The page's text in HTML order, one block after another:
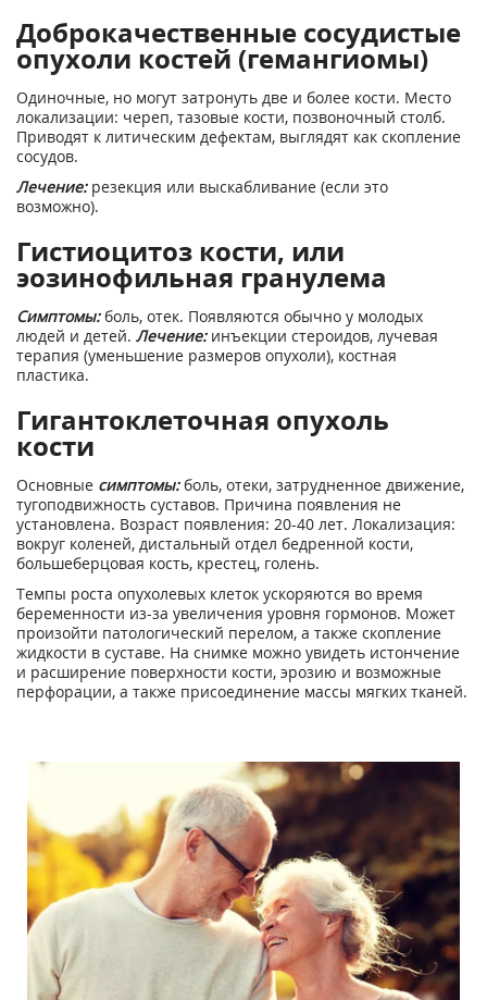
Доброкачественные сосудистые
опухоли костей (гемангиомы)
Одиночные, но могут затронуть две и более кости. Место
локализации: череп, тазовые кости, позвоночный столб.
Приводят к литическим дефектам, выглядят как скопление
сосудов.
Лечение:резекция или выскабливание (если это
возможно).
Гистиоцитоз кости, или
эозинофильная гранулема
Симптомы:боль, отек. Появляются обычно у молодых
людей и детей. Лечение:инъекции стероидов, лучевая
терапия (уменьшение размеров опухоли), костная
пластика.
Гигантоклеточная опухоль
кости
Основные симптомы:боль, отеки, затрудненное движение,
тугоподвижность суставов. Причина появления не
установлена. Возраст появления: 20-40 лет. Локализация:
вокруг коленей, дистальный отдел бедренной кости,
большеберцовая кость, крестец, голень.
Темпы роста опухолевых клеток ускоряются во время
беременности из-за увеличения уровня гормонов. Может
произойти патологический перелом, а также скопление
жидкости в суставе. На снимке можно увидеть истончение
и расширение поверхности кости, эрозию и возможные
перфорации, а также присоединение массы мягких тканей.